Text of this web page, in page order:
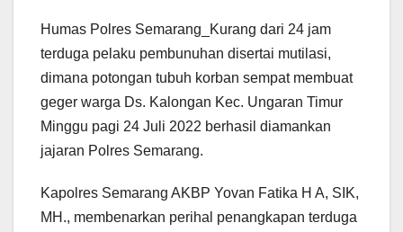
Humas Polres Semarang_Kurang dari 24 jam
terduga pelaku pembunuhan disertai mutilasi,
dimana potongan tubuh korban sempat membuat
geger warga Ds. Kalongan Kec. Ungaran Timur
Minggu pagi 24 Juli 2022 berhasil diamankan
jajaran Polres Semarang.
Kapolres Semarang AKBP Yovan Fatika H A, SIK,
MH., membenarkan perihal penangkapan terduga